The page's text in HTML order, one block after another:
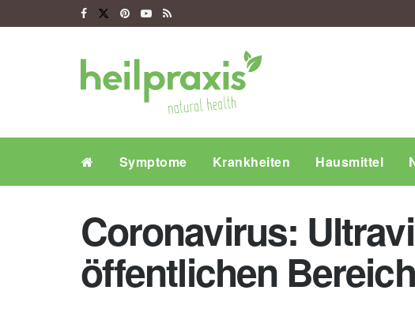
Symptome Krankheiten Hausmittel
Coronavirus:
öffentlichen